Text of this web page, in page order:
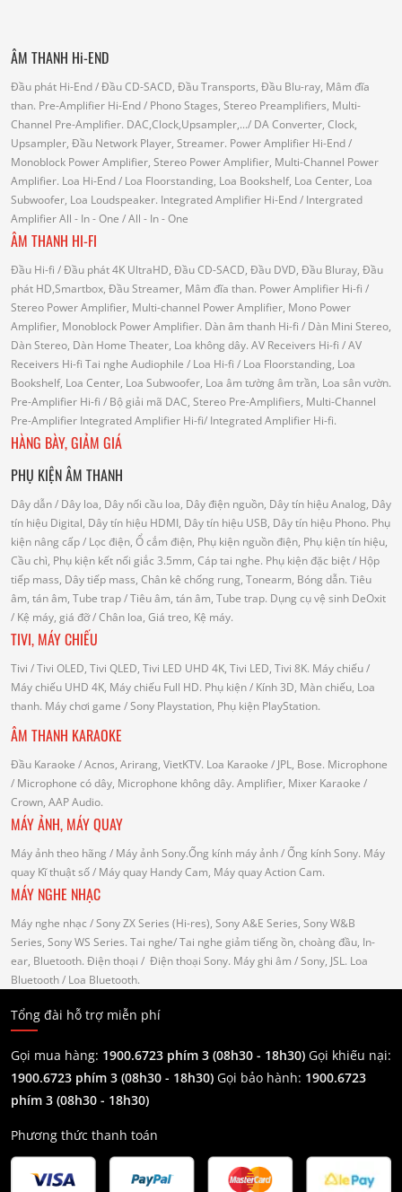
ÂM THANH Hi-END
Đầu phát Hi-End/ Đầu CD-SACD, Đầu Transports, Đầu Blu-ray, Mâm đĩa
than. Pre-Amplifier Hi-End/ Phono Stages, Stereo Preamplifiers, Multi-
Channel Pre-Amplifier. DAC,Clock,Upsampler,.../ DA Converter, Clock,
Upsampler, Đầu Network Player, Streamer. Power Amplifier Hi-End/
Monoblock Power Amplifier, Stereo Power Amplifier, Multi-Channel Power
Amplifier. Loa Hi-End/ Loa Floorstanding, Loa Bookshelf, Loa Center, Loa
Subwoofer, Loa Loudspeaker. Integrated Amplifier Hi-End/ Intergrated
AmplifierAll - In - One / All - In - One
ÂM THANH HI-FI
Đầu Hi-fi / Đầu phát 4K UltraHD, Đầu CD-SACD, Đầu DVD, Đầu Bluray, Đầu
phát HD,Smartbox, Đầu Streamer, Mâm đĩa than. Power Amplifier Hi-fi /
Stereo Power Amplifier, Multi-channel Power Amplifier, Mono Power
Amplifier, Monoblock Power Amplifier. Dàn âm thanh Hi-fi / Dàn Mini Stereo,
Dàn Stereo, Dàn Home Theater, Loa không dây. AV Receivers Hi-fi / AV
Receivers Hi-fi Tai nghe Audiophile / Loa Hi-fi / Loa Floorstanding, Loa
Bookshelf, Loa Center, Loa Subwoofer, Loa âm tường âm trần, Loa sân vườn.
Pre-Amplifier Hi-fi / Bộ giải mã DAC, Stereo Pre-Amplifiers, Multi-Channel
Pre-Amplifier Integrated Amplifier Hi-fi/ Integrated Amplifier Hi-fi.
HÀNG BÀY, GIẢM GIÁ
PHỤ KIỆN ÂM THANH
Dây dẫn/ Dây loa, Dây nối cầu loa, Dây điện nguồn, Dây tín hiệu Analog, Dây
tín hiệu Digital, Dây tín hiệu HDMI, Dây tín hiệu USB, Dây tín hiệu Phono. Phụ
kiện nâng cấp/ Lọc điện, Ổ cắm điện, Phụ kiện nguồn điện, Phụ kiện tín hiệu,
Cầu chì, Phụ kiện kết nối giắc 3.5mm, Cáp tai nghe. Phụ kiện đặc biệt/ Hộp
tiếp mass, Dây tiếp mass, Chân kê chống rung, Tonearm, Bóng dẫn. Tiêu
âm, tán âm, Tube trap/ Tiêu âm, tán âm, Tube trap. Dụng cụ vệ sinh DeOxit
/ Kệ máy, giá đỡ/ Chân loa, Giá treo, Kệ máy.
TIVI, MÁY CHIẾU
Tivi / Tivi OLED, Tivi QLED, Tivi LED UHD 4K, Tivi LED, Tivi 8K. Máy chiếu/
Máy chiếu UHD 4K, Máy chiếu Full HD. Phụ kiện/ Kính 3D, Màn chiếu, Loa
thanh. Máy chơi game / Sony Playstation, Phụ kiện PlayStation.
ÂM THANH KARAOKE
Đầu Karaoke / Acnos, Arirang, VietKTV. Loa Karaoke / JPL, Bose. Microphone
/ Microphone có dây, Microphone không dây. Amplifier, Mixer Karaoke /
Crown, AAP Audio.
MÁY ẢNH, MÁY QUAY
Máy ảnh theo hãng / Máy ảnh Sony.Ống kính máy ảnh / Ống kính Sony. Máy
quay Kĩ thuật số/ Máy quay Handy Cam, Máy quay Action Cam.
MÁY NGHE NHẠC
Máy nghe nhạc / Sony ZX Series (Hi-res), Sony A&E Series, Sony W&B
Series, Sony WS Series. Tai nghe/ Tai nghe giảm tiếng ồn, choàng đầu, In-
ear, Bluetooth. Điện thoại / Điện thoại Sony. Máy ghi âm / Sony, JSL. Loa
Bluetooth/ Loa Bluetooth.
Tổng đài hỗ trợ miễn phí
Gọi mua hàng: 1900.6723 phím 3 (08h30 - 18h30) Gọi khiếu nại:
1900.6723 phím 3 (08h30 - 18h30) Gọi bảo hành: 1900.6723
phím 3 (08h30 - 18h30)
Phương thức thanh toán